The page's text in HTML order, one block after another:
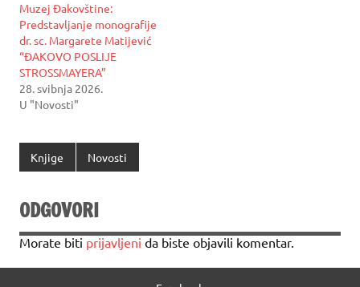
Muzej Đakovštine:
Predstavljanje monografije
dr. sc. Margarete Matijević
“ĐAKOVO POSLIJE
STROSSMAYERA”
28. svibnja 2026.
U "Novosti"
Knjige Novosti
ODGOVORI
Morate biti prijavljeni da biste objavili komentar.